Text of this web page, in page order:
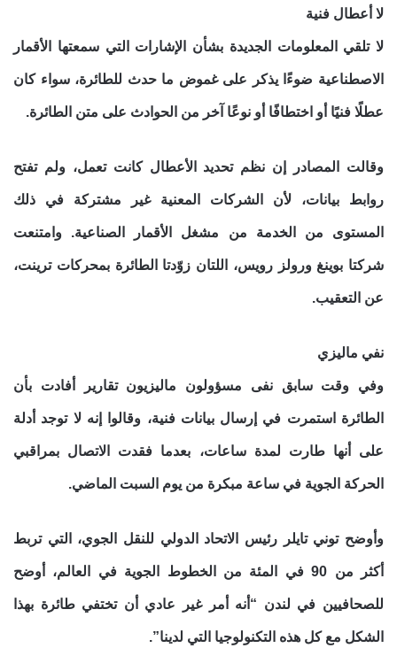
لا أعطال فنية
لا تلقي المعلومات الجديدة بشأن الإشارات التي سمعتها الأقمار
الاصطناعية ضوءًا يذكر على غموض ما حدث للطائرة، سواء كان
عطلًا فنيًا أو اختطافًا أو نوعًا آخر من الحوادث على متن الطائرة.
وقالت المصادر إن نظم تحديد الأعطال كانت تعمل، ولم تفتح
روابط بيانات، لأن الشركات المعنية غير مشتركة في ذلك
المستوى من الخدمة من مشغل الأقمار الصناعية. وامتنعت
شركتا بوينغ ورولز رويس، اللتان زوّدتا الطائرة بمحركات ترينت،
عن التعقيب.
نفي ماليزي
وفي وقت سابق نفى مسؤولون ماليزيون تقارير أفادت بأن
الطائرة استمرت في إرسال بيانات فنية، وقالوا إنه لا توجد أدلة
على أنها طارت لمدة ساعات، بعدما فقدت الاتصال بمراقبي
الحركة الجوية في ساعة مبكرة من يوم السبت الماضي.
وأوضح توني تايلر رئيس الاتحاد الدولي للنقل الجوي، التي تربط
أكثر من 90 في المئة من الخطوط الجوية في العالم، أوضح
للصحافيين في لندن “أنه أمر غير عادي أن تختفي طائرة بهذا
الشكل مع كل هذه التكنولوجيا التي لدينا”.